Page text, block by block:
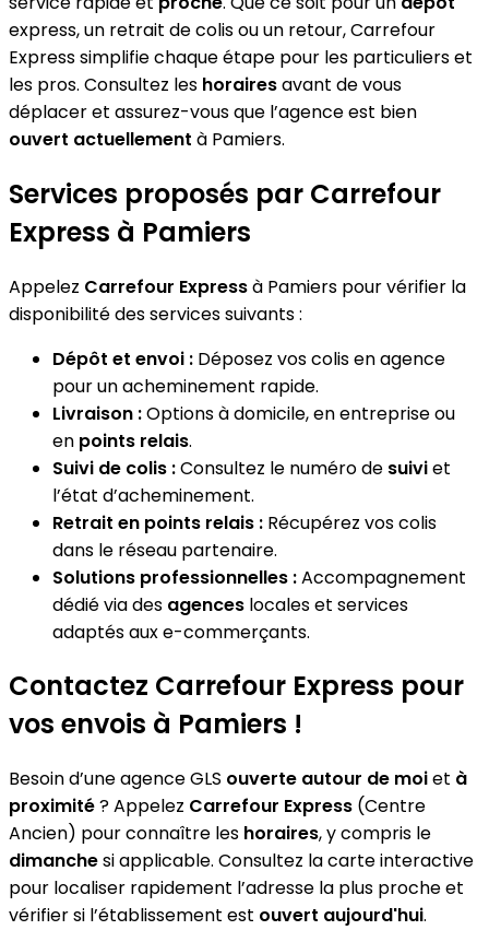
express, un retrait de colis ou un retour, Carrefour
Express simplifie chaque étape pour les particuliers et
les pros. Consultez les horairesavant de vous
déplacer et assurez-vous que l’agence est bien
ouvert actuellement à Pamiers.
Services proposés par Carrefour
Express à Pamiers
Appelez Carrefour Expressà Pamiers pour vérifier la
disponibilité des services suivants :
Dépôt et envoi : Déposez vos colis en agence
pour un acheminement rapide.
Livraison :Options à domicile, en entreprise ou
en points relais.
Suivi de colis :Consultez le numéro de suiviet
l’état d’acheminement.
Retrait en points relais : Récupérez vos colis
dans le réseau partenaire.
Solutions professionnelles :Accompagnement
dédié via des agences locales et services
adaptés aux e-commerçants.
Contactez Carrefour Express pour
vos envois à Pamiers !
Besoin d’une agence GLS ouverte autour de moiet à
proximité? Appelez Carrefour Express (Centre
Ancien) pour connaître les horaires, y compris le
dimanchesi applicable. Consultez la carte interactive
pour localiser rapidement l’adresse la plus proche et
vérifier si l’établissement est ouvert aujourd'hui.